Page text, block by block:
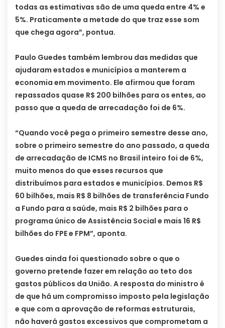
todas as estimativas são de uma queda entre 4% e
5%. Praticamente a metade do que traz esse som
que chega agora”, pontua.
Paulo Guedes também lembrou das medidas que
ajudaram estados e municípios a manterem a
economia em movimento. Ele afirmou que foram
repassados quase R$ 200 bilhões para os entes, ao
passo que a queda de arrecadação foi de 6%.
“Quando você pega o primeiro semestre desse ano,
sobre o primeiro semestre do ano passado, a queda
de arrecadação de ICMS no Brasil inteiro foi de 6%,
muito menos do que esses recursos que
distribuímos para estados e municípios. Demos R$
60 bilhões, mais R$ 8 bilhões de transferência Fundo
a Fundo para a saúde, mais R$ 2 bilhões para o
programa único de Assistência Social e mais 16 R$
bilhões do FPE e FPM”, aponta.
Guedes ainda foi questionado sobre o que o
governo pretende fazer em relação ao teto dos
gastos públicos da União. A resposta do ministro é
de que há um compromisso imposto pela legislação
e que com a aprovação de reformas estruturais,
não haverá gastos excessivos que comprometam a